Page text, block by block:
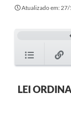
TRANSPARÊNCIA
Contato
Notícias
Denúncia de
Atualizado em:
LEI